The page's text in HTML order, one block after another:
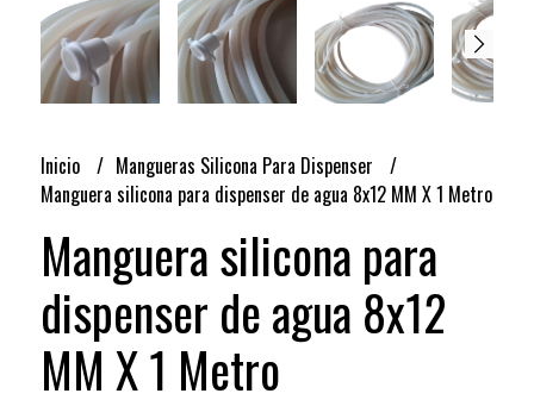
Inicio
Mangueras Silicona Para Dispenser
Manguera silicona para dispenser de agua 8x12 MM X 1 Metro
Manguera silicona para
dispenser de agua 8x12
MM X 1 Metro